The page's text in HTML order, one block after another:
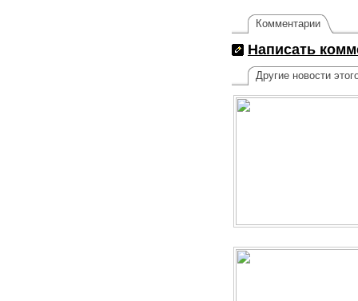
Комментарии
Написать
Другие новости